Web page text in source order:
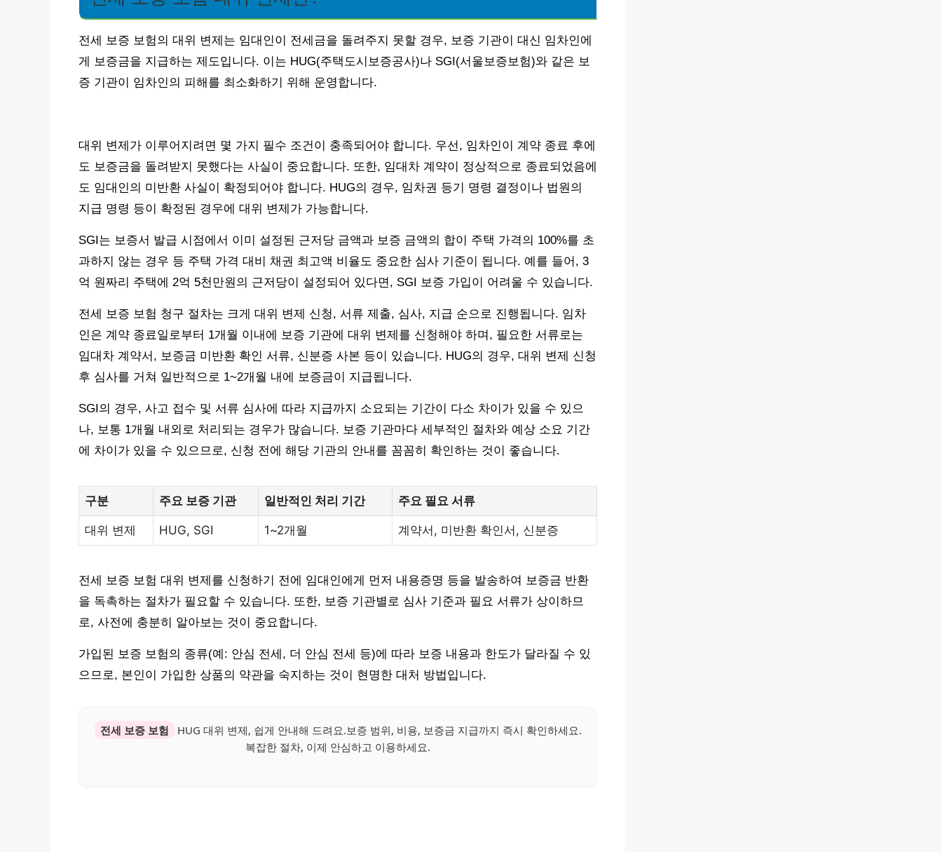
전세 보증 보험의 대위 변제는 임대인이 전세금을 돌려주지 못할 경우, 보증 기관이 대신 임차인에
게 보증금을 지급하는 제도입니다. 이는 HUG(주택도시보증공사)나 SGI(서울보증보험)와 같은 보
증 기관이 임차인의 피해를 최소화하기 위해 운영합니다.
대위 변제가 이루어지려면 몇 가지 필수 조건이 충족되어야 합니다. 우선, 임차인이 계약 종료 후에
도 보증금을 돌려받지 못했다는 사실이 중요합니다. 또한, 임대차 계약이 정상적으로 종료되었음에
도 임대인의 미반환 사실이 확정되어야 합니다. HUG의 경우, 임차권 등기 명령 결정이나 법원의
지급 명령 등이 확정된 경우에 대위 변제가 가능합니다.
SGI는 보증서 발급 시점에서 이미 설정된 근저당 금액과 보증 금액의 합이 주택 가격의 100%를 초
과하지 않는 경우 등 주택 가격 대비 채권 최고액 비율도 중요한 심사 기준이 됩니다. 예를 들어, 3
억 원짜리 주택에 2억 5천만원의 근저당이 설정되어 있다면, SGI 보증 가입이 어려울 수 있습니다.
전세 보증 보험 청구 절차는 크게 대위 변제 신청, 서류 제출, 심사, 지급 순으로 진행됩니다. 임차
인은 계약 종료일로부터 1개월 이내에 보증 기관에 대위 변제를 신청해야 하며, 필요한 서류로는
임대차 계약서, 보증금 미반환 확인 서류, 신분증 사본 등이 있습니다. HUG의 경우, 대위 변제 신청
후 심사를 거쳐 일반적으로 1~2개월 내에 보증금이 지급됩니다.
SGI의 경우, 사고 접수 및 서류 심사에 따라 지급까지 소요되는 기간이 다소 차이가 있을 수 있으
나, 보통 1개월 내외로 처리되는 경우가 많습니다. 보증 기관마다 세부적인 절차와 예상 소요 기간
에 차이가 있을 수 있으므로, 신청 전에 해당 기관의 안내를 꼼꼼히 확인하는 것이 좋습니다.
구분 주요 보증 기관 일반적인 처리 기간 주요 필요 서류
대위 변제 HUG, SGI 1~2개월 계약서, 미반환 확인서, 신분증
전세 보증 보험 대위 변제를 신청하기 전에 임대인에게 먼저 내용증명 등을 발송하여 보증금 반환
을 독촉하는 절차가 필요할 수 있습니다. 또한, 보증 기관별로 심사 기준과 필요 서류가 상이하므
로, 사전에 충분히 알아보는 것이 중요합니다.
가입된 보증 보험의 종류(예: 안심 전세, 더 안심 전세 등)에 따라 보증 내용과 한도가 달라질 수 있
으므로, 본인이 가입한 상품의 약관을 숙지하는 것이 현명한 대처 방법입니다.
전세 보증 보험
HUG 대위 변제, 쉽게 안내해 드려요.보증 범위, 비용, 보증금 지급까지 즉시 확인하세요.
복잡한 절차, 이제 안심하고 이용하세요.